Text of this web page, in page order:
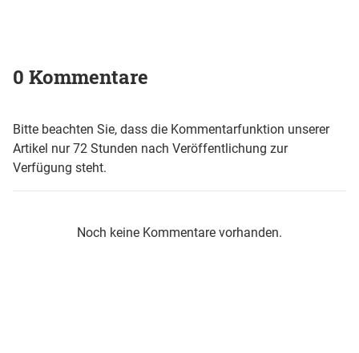
0 Kommentare
Bitte beachten Sie, dass die Kommentarfunktion unserer
Artikel nur 72 Stunden nach Veröffentlichung zur
Verfügung steht.
Noch keine Kommentare vorhanden.